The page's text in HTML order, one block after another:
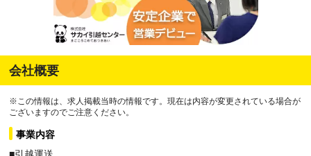
会社概要
※この情報は、求人掲載当時の情報です。現在は内容が変更されている場合が
ございますのでご注意ください。
事業内容
■引越運送